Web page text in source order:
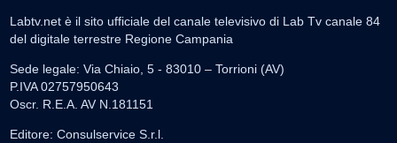
Labtv.net è il sito ufficiale del canale televisivo di Lab Tv canale 84
del digitale terrestre Regione Campania
Sede legale: Via Chiaio, 5 - 83010 – Torrioni (AV)
P.IVA 02757950643
Oscr. R.E.A. AV N.181151
Editore: Consulservice S.r.l.